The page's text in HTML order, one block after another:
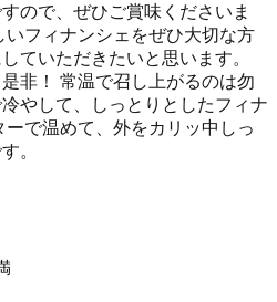
ので、ぜひご賞味くださいま
フィナンシェをぜひ大切な方
ていただきたいと思います。
非！ 常温で召し上がるのは勿
やして、しっとりとしたフィナ
で温めて、外をカリッ中しっ
。